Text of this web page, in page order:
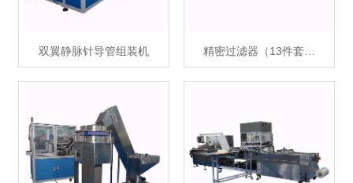
双翼静脉针导管组装机 精密过滤器（13件套…